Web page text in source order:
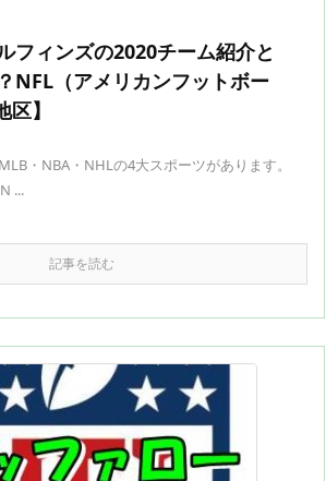
フィンズの2020チーム紹介と
NFL（アメリカンフットボー
】
・NBA・NHLの4大スポーツがあります。
...
記事を読む